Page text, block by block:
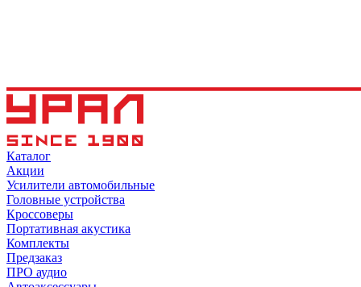
Каталог
Акции
Усилители автомобильные
Головные устройства
Кроссоверы
Портативная акустика
Комплекты
Предзаказ
ПРО аудио